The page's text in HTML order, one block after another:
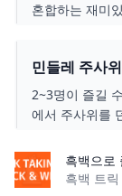
혼합하는 재미
민들레 주사
2~3명이 즐길
에서 주사위를